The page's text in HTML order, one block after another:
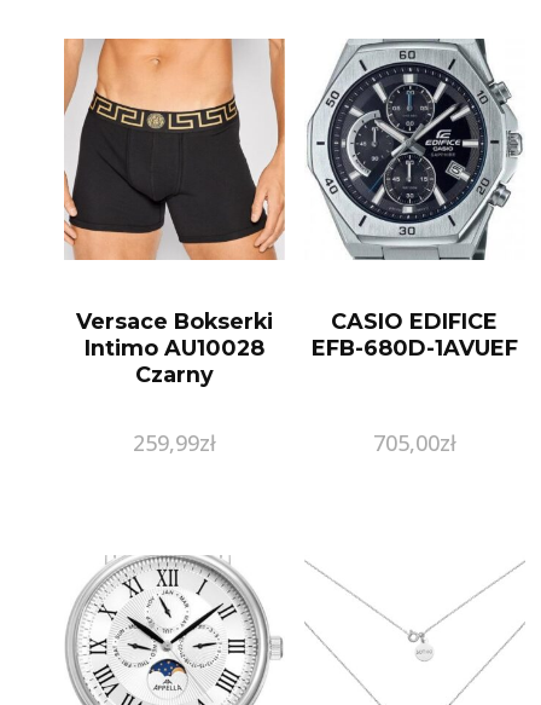
Versace Bokserki
Intimo AU10028
Czarny
259,99zł
CASIO EDIFICE
EFB-680D-1AVUEF
705,00zł